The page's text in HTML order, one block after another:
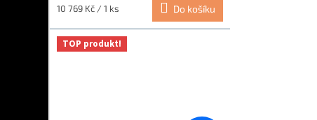
Měrná
10 769 Kč / 1 ks Do košíku
TOP produkt!